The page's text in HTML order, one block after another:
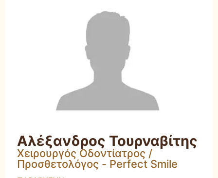
Αλέξανδρος Τουρναβίτης
Χειρουργός Οδοντίατρος /
Προσθετολόγος - Perfect Smile